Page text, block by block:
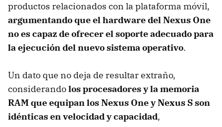
productos relacionados con la plataforma móvil,
argumentando que el hardware del Nexus One
no es capaz de ofrecer el soporte adecuado para
la ejecución del nuevo sistema operativo.
Un dato que no deja de resultar extraño,
considerandolos procesadores y la memoria
RAMque equipan los Nexus One y Nexus S son
idénticas en velocidad y capacidad,